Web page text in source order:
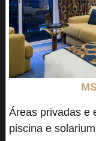
Áreas privadas e
piscina e